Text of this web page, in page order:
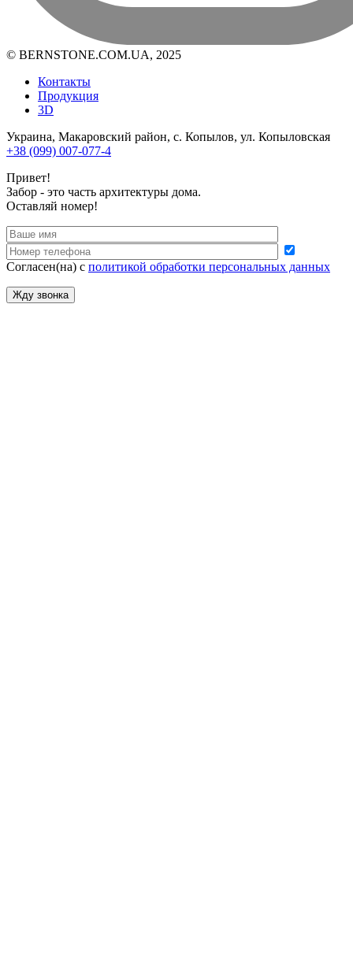
© BERNSTONE.COM.UA, 2025
Контакты
Продукция
3D
Украина, Макаровский район, с. Копылов, ул. Копыловская
+38 (099) 007-077-4
Привет!
Забор - это часть архитектуры дома.
Оставляй номер!
Согласен(на) с политикой обработки персональных данных